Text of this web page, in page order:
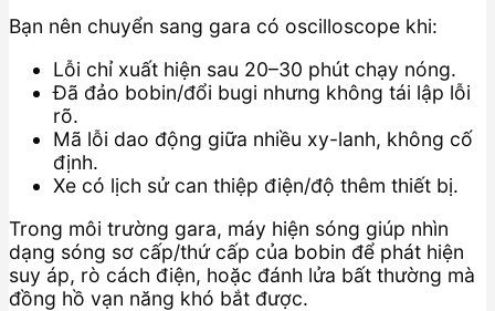
Bạn nên chuyển sang gara có oscilloscope khi:
Lỗi chỉ xuất hiện sau 20–30 phút chạy nóng.
Đã đảo bobin/đổi bugi nhưng không tái lập lỗi
rõ.
Mã lỗi dao động giữa nhiều xy-lanh, không cố
định.
Xe có lịch sử can thiệp điện/độ thêm thiết bị.
Trong môi trường gara, máy hiện sóng giúp nhìn
dạng sóng sơ cấp/thứ cấp của bobin để phát hiện
suy áp, rò cách điện, hoặc đánh lửa bất thường mà
đồng hồ vạn năng khó bắt được.